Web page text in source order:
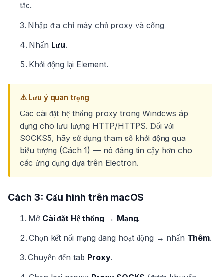
tắc.
Nhập địa chỉ máy chủ proxy và cổng.
Nhấn Lưu.
Khởi động lại Element.
⚠️ Lưu ý quan trọng
Các cài đặt hệ thống proxy trong Windows áp
dụng cho lưu lượng HTTP/HTTPS. Đối với
SOCKS5, hãy sử dụng tham số khởi động qua
biểu tượng (Cách 1) — nó đáng tin cậy hơn cho
các ứng dụng dựa trên Electron.
Cách 3: Cấu hình trên macOS
Mở Cài đặt Hệ thống → Mạng.
Chọn kết nối mạng đang hoạt động → nhấn Thêm.
Chuyển đến tab Proxy.